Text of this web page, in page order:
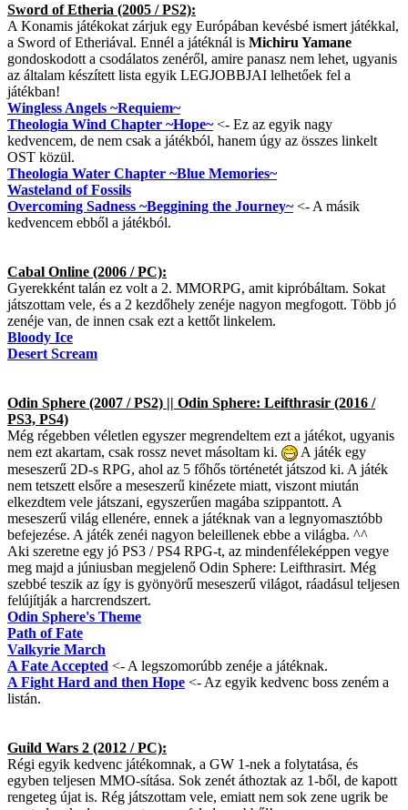
Sword of Etheria (2005 / PS2):
A Konamis játékokat zárjuk egy Európában kevésbé ismert játékkal,
a Sword of Etheriával. Ennél a játéknál is Michiru Yamane
gondoskodott a csodálatos zenéről, amire panasz nem lehet, ugyanis
az általam készített lista egyik LEGJOBBJAI lelhetőek fel a
játékban!
Wingless Angels ~Requiem~
Theologia Wind Chapter ~Hope~<- Ez az egyik nagy
kedvencem, de nem csak a játékból, hanem úgy az összes linkelt
OST közül.
Theologia Water Chapter ~Blue Memories~
Wasteland of Fossils
Overcoming Sadness ~Beggining the Journey~<- A másik
kedvencem ebből a játékból.
Cabal Online (2006 / PC):
Gyerekként talán ez volt a 2. MMORPG, amit kipróbáltam. Sokat
játszottam vele, és a 2 kezdőhely zenéje nagyon megfogott. Több jó
zenéje van, de innen csak ezt a kettőt linkelem.
Bloody Ice
Desert Scream
Odin Sphere (2007 / PS2) || Odin Sphere: Leifthrasir (2016 /
PS3, PS4)
Még régebben véletlen egyszer megrendeltem ezt a játékot, ugyanis
nem ezt akartam, csak rossz nevet másoltam ki.
A játék egy
meseszerű 2D-s RPG, ahol az 5 főhős történetét játszod ki. A játék
nem tetszett elsőre a meseszerű kinézete miatt, viszont miután
elkezdtem vele játszani, egyszerűen magába szippantott. A
meseszerű világ ellenére, ennek a játéknak van a legnyomasztóbb
befejezése. A játék zenéi nagyon beleillenek ebbe a világba. ^^
Aki szeretne egy jó PS3 / PS4 RPG-t, az mindenféleképpen vegye
meg majd a júniusban megjelenő Odin Sphere: Leifthrasirt. Még
szebbé teszik az így is gyönyörű meseszerű világot, ráadásul teljesen
felújítják a harcrendszert.
Odin Sphere's Theme
Path of Fate
Valkyrie March
A Fate Accepted <- A legszomorúbb zenéje a játéknak.
A Fight Hard and then Hope <- Az egyik kedvenc boss zeném a
listán.
Guild Wars 2 (2012 / PC):
Régi egyik kedvenc játékomnak, a GW 1-nek a folytatása, és
egyben teljesen MMO-sítása. Sok zenét áthoztak az 1-ből, de kapott
rengeteg újat is. Rég játszottam vele, emiatt nem sok zene ugrik be